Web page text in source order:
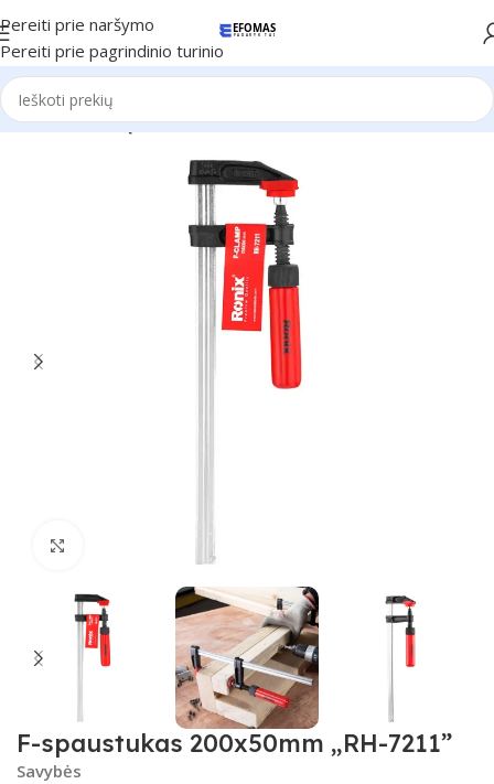
Pereiti prie naršymo
Pereiti prie pagrindinio turinio
Pradžia Ronix Įrankiai
F-spaustukas 200x50mm „RH-7211”
Savybės